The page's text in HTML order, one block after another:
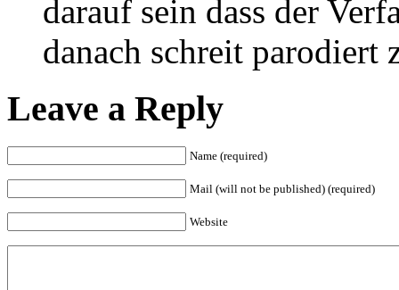
darauf sein dass der
danach schreit parodiert
Leave a Reply
Name (required)
Mail (will not be published) (required)
Website